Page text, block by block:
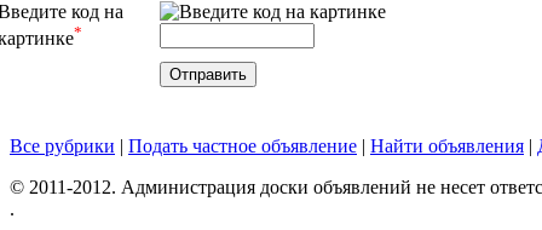
код на
*
Все рубрики | Подать частное объявление | Найти объявления |
© 2011-2012. Администрация доски объявлений не несет
.